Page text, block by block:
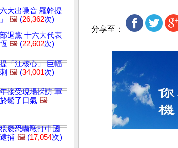
大出噪音 羅幹提
🖼️ (26,362次)
退黨 十六大代表
🖼️ (22,602次)
「江核心」 巨幅
🖼️ (34,001次)
接受現場採訪 軍
鬆了口氣 🖼️
褻恐嚇毆打中國
捕 🖼️ (17,054次)
分享至：